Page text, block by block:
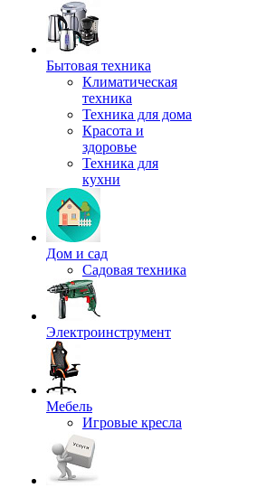
Бытовая техника
Климатическая
техника
Техника для дома
Красота и
здоровье
Техника для
кухни
Дом и сад
Садовая техника
Электроинструмент
Мебель
Игровые кресла